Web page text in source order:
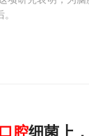
口腔细菌上